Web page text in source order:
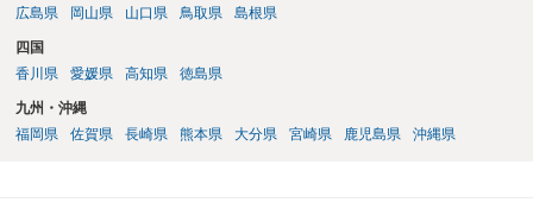
広島県
岡山県 山口県 鳥取県 島根県
四国
香川県
愛媛県 高知県 徳島県
九州・沖縄
福岡県
佐賀県 長崎県 熊本県 大分県 宮崎県 鹿児島県 沖縄県